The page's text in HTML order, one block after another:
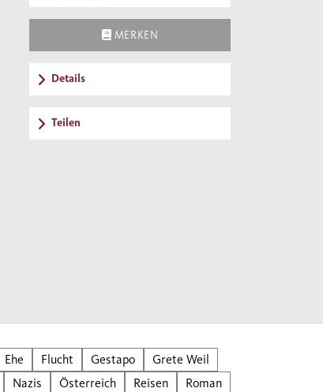
MERKEN
Details
Teilen
Ehe Flucht Gestapo
Grete Weil
Nazis Österreich Reisen
Roman